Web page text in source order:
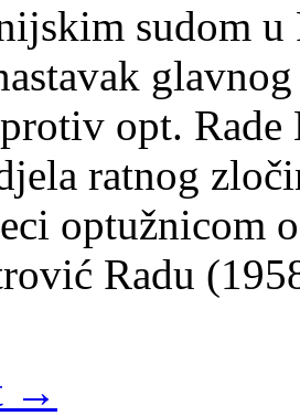
sudom u
opt.
ratnog
optužnicom
Radu
→